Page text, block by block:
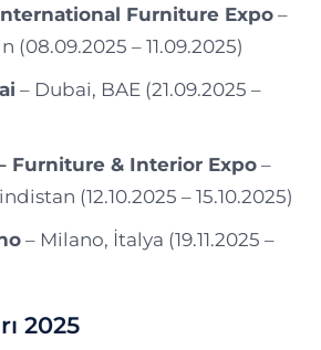
Furniture Expo–
(08.09.2025 – 11.09.2025)
– Dubai, BAE (21.09.2025 –
Furniture & Interior Expo–
(12.10.2025 – 15.10.2025)
– Milano, İtalya (19.11.2025 –
2025